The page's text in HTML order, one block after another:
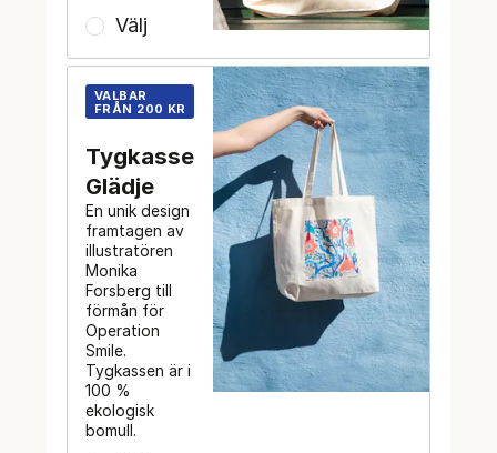
Välj
VALBAR
FRÅN 200 KR
Tygkasse
Glädje
En unik design
framtagen av
illustratören
Monika
Forsberg till
förmån för
Operation
Smile.
Tygkassen är i
100 %
ekologisk
bomull.